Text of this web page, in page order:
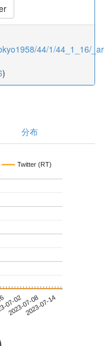
44/1/44_1_16/
)
分布
Twitter (RT)
07-02
2023-07-082023-07-14